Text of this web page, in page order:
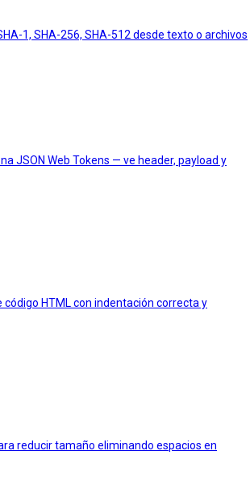
1, SHA-256, SHA-512 desde texto o archivos
JSON Web Tokens — ve header, payload y
código HTML con indentación correcta y
reducir tamaño eliminando espacios en